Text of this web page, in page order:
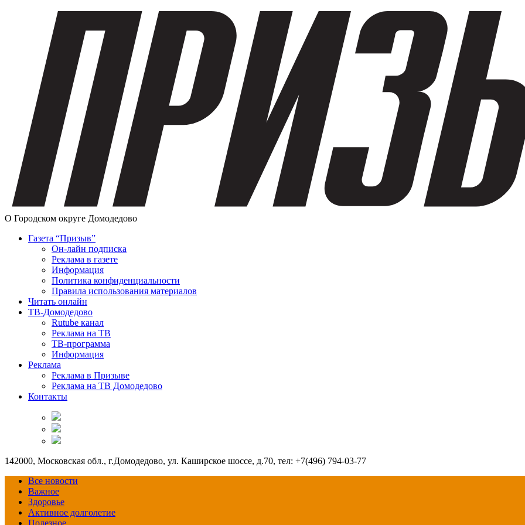
О Городском округе Домодедово
Газета “Призыв”
Он-лайн подписка
Реклама в газете
Информация
Политика конфиденциальности
Правила использования материалов
Читать онлайн
ТВ-Домодедово
Rutube канал
Реклама на ТВ
ТВ-программа
Информация
Реклама
Реклама в Призыве
Реклама на ТВ Домодедово
Контакты
142000, Московская обл., г.Домодедово, ул. Каширское шоссе, д.70, тел: +7(496) 794-03-77
Все новости
Важное
Здоровье
Активное долголетие
Полезное